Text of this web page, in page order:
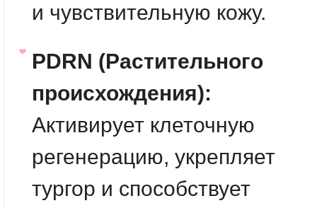
и чувствительную кожу.
PDRN (Растительного
происхождения):
Активирует клеточную
регенерацию, укрепляет
тургор и способствует